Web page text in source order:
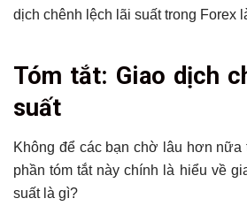
dịch chênh lệch lãi suất trong Forex
Tóm tắt: Giao dịch chênh lệch lãi suất
Tóm tắt loại tiền tệ được sử dụng
Lợi ích khi giao dịch chênh lệch lãi
Trader cần lưu ý những gì khi giao
Tóm tắt: Giao dịch
suất
Không để các bạn chờ lâu hơn nữa
phần tóm tắt này chính là hiểu về
suất là gì?